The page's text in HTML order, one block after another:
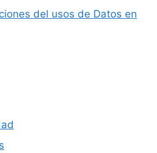
del usos de Datos en